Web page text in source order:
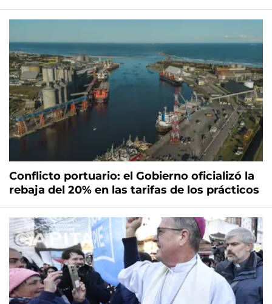
Conflicto portuario: el Gobierno oficializó la
rebaja del 20% en las tarifas de los prácticos